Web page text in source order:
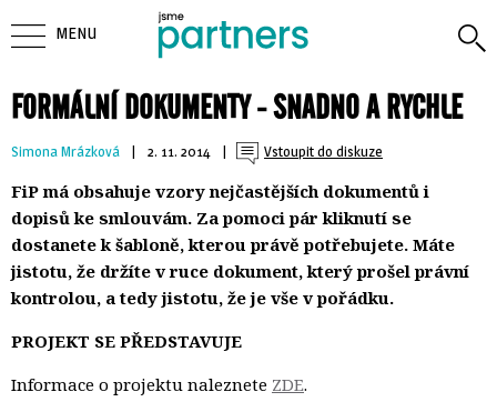
FORMÁLNÍ DOKUMENTY - SNADNO A RYCHLE
Simona Mrázková | 2. 11. 2014 | Vstoupit do diskuze
FiP má obsahuje vzory nejčastějších dokumentů i
dopisů ke smlouvám. Za pomoci pár kliknutí se
dostanete k šabloně, kterou právě potřebujete. Máte
jistotu, že držíte v ruce dokument, který prošel právní
kontrolou, a tedy jistotu, že je vše v pořádku.
PROJEKT SE PŘEDSTAVUJE
Informace o projektu naleznete ZDE.
MENU